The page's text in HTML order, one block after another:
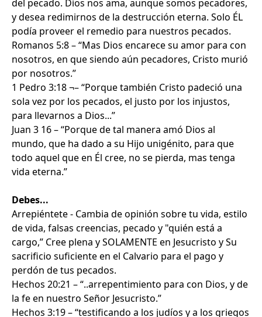
del pecado. Dios nos ama, aunque somos pecadores,
y desea redimirnos de la destrucción eterna. Solo ÉL
podía proveer el remedio para nuestros pecados.
Romanos 5:8 – “Mas Dios encarece su amor para con
nosotros, en que siendo aún pecadores, Cristo murió
por nosotros.”
1 Pedro 3:18 ¬– “Porque también Cristo padeció una
sola vez por los pecados, el justo por los injustos,
para llevarnos a Dios...”
Juan 3 16 – “Porque de tal manera amó Dios al
mundo, que ha dado a su Hijo unigénito, para que
todo aquel que en Él cree, no se pierda, mas tenga
vida eterna.”
Debes...
Arrepiéntete - Cambia de opinión sobre tu vida, estilo
de vida, falsas creencias, pecado y "quién está a
cargo,” Cree plena y SOLAMENTE en Jesucristo y Su
sacrificio suficiente en el Calvario para el pago y
perdón de tus pecados.
Hechos 20:21 – “..arrepentimiento para con Dios, y de
la fe en nuestro Señor Jesucristo.”
Hechos 3:19 – “testificando a los judíos y a los griegos